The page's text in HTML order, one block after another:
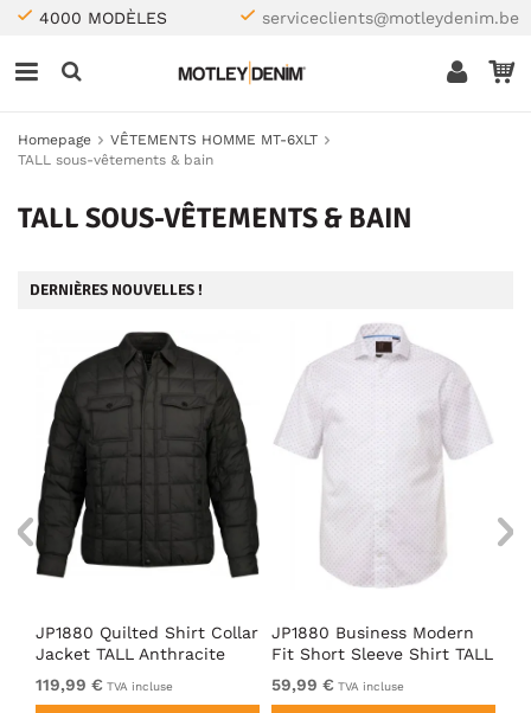
4000 MODÈLES serviceclients@motleydenim.be
Homepage
VÊTEMENTS HOMME MT-6XLT
TALL sous-vêtements & bain
TALL SOUS-VÊTEMENTS & BAIN
DERNIÈRES NOUVELLES !
JP1880 Quilted Shirt Collar
Jacket TALL Anthracite
119,99 € TVA incluse
JP1880 Business Modern
Fit Short Sleeve Shirt TALL
Off-White
59,99 € TVA incluse